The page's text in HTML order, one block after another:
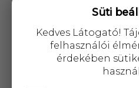
Süti
Kedves Látogató!
felhasználói
érdekében